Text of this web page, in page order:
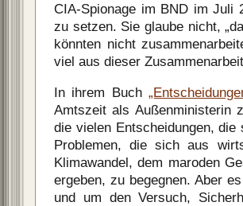
CIA-Spionage im BND im Juli
zu setzen. Sie glaube nicht,
könnten nicht
viel aus dieser
In ihrem Buch
Amtszeit als Außenministerin
die vielen Entscheidungen,
Problemen, die sich aus
Klimawandel, dem maroden
ergeben, zu begegnen. Aber
und um den Versuch,